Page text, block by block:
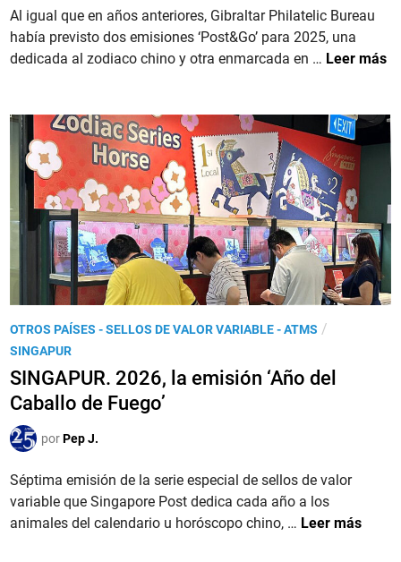
v
o
C
n
o
e
l
A
ñ
o
d
e
l
a
o
.
E
d
W
o
d
S
t
a
m
p
E
x
h
i
t
a
d
o
Al igual que en años anteriores, Gibraltar Philatelic Bureau
había previsto dos emisiones ‘Post&Go’ para 2025, una
dedicada al zodiaco chino y otra enmarcada en … G
R
A
L
T
A
R
.
L
a
i
e
s
A
Leer más
P
u
b
l
i
c
d
o
e
OTROS PAÍSES - SELLOS DE VALOR VARIABLE - ATMS /
SINGAPUR
SINGAPUR. 2026, la emisión ‘Año del
Caballo de Fuego’
porPep J.
Séptima emisión de la serie especial de sellos de valor
variable que Singapore Post dedica cada año a los
animales del calendario u horóscopo chino, … S
Leer más